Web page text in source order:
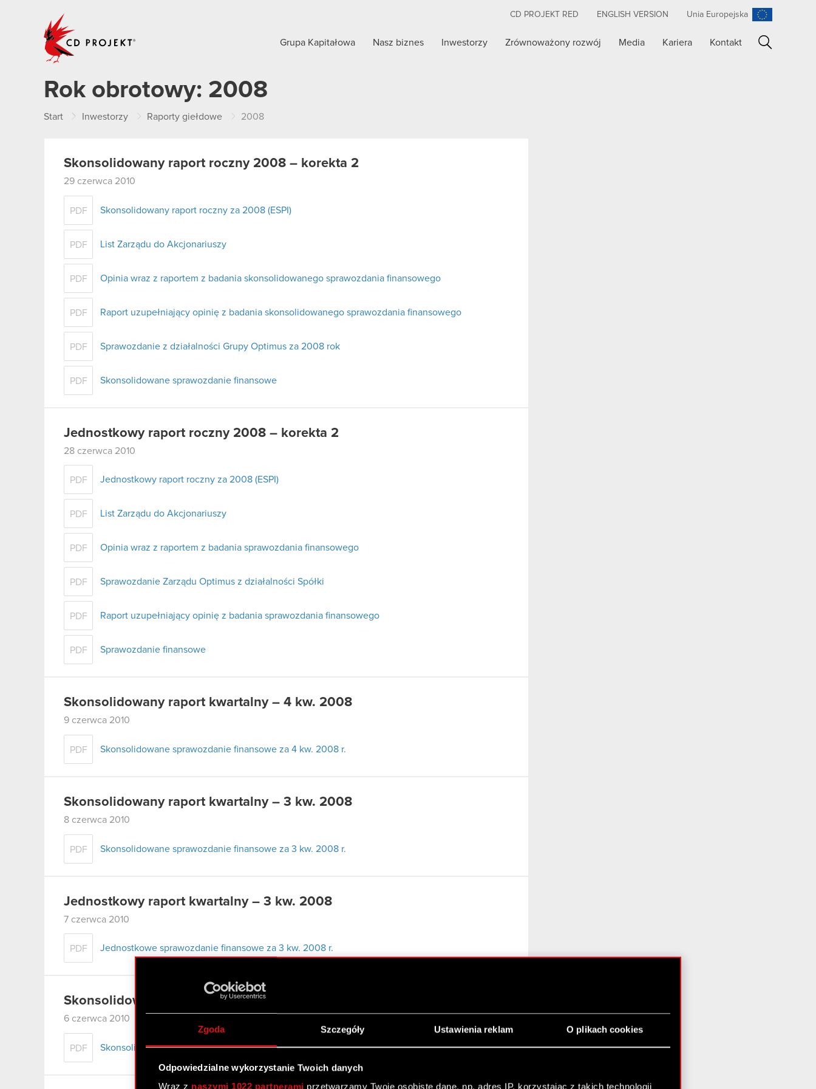
Zgoda Szczegóły Ustawienia reklam O plikach cookies
Odpowiedzialne wykorzystanie Twoich danych
Wraz z naszymi 1022 partnerami przetwarzamy Twoje osobiste dane, np. adres IP, korzystając z takich technologii
CD PROJEKT RED ENGLISH VERSION Unia Europejska
Grupa Kapitałowa Nasz biznes Inwestorzy Zrównoważony rozwój Media Kariera Kontakt
Rok obrotowy: 2008
Start Inwestorzy Raporty giełdowe 2008
Skonsolidowany raport roczny 2008 – korekta 2
29 czerwca 2010
PDF Skonsolidowany raport roczny za 2008 (ESPI)
PDF List Zarządu do Akcjonariuszy
PDF Opinia wraz z raportem z badania skonsolidowanego sprawozdania finansowego
PDF Raport uzupełniający opinię z badania skonsolidowanego sprawozdania finansowego
PDF Sprawozdanie z działalności Grupy Optimus za 2008 rok
PDF Skonsolidowane sprawozdanie finansowe
Jednostkowy raport roczny 2008 – korekta 2
28 czerwca 2010
PDF Jednostkowy raport roczny za 2008 (ESPI)
PDF List Zarządu do Akcjonariuszy
PDF Opinia wraz z raportem z badania sprawozdania finansowego
PDF Sprawozdanie Zarządu Optimus z działalności Spółki
PDF Raport uzupełniający opinię z badania sprawozdania finansowego
PDF Sprawozdanie finansowe
Skonsolidowany raport kwartalny – 4 kw. 2008
9 czerwca 2010
PDF Skonsolidowane sprawozdanie finansowe za 4 kw. 2008 r.
Skonsolidowany raport kwartalny – 3 kw. 2008
8 czerwca 2010
PDF Skonsolidowane sprawozdanie finansowe za 3 kw. 2008 r.
Jednostkowy raport kwartalny – 3 kw. 2008
7 czerwca 2010
PDF Jednostkowe sprawozdanie finansowe za 3 kw. 2008 r.
Skonsolidowany raport kwartalny – 2 kw. 2008
6 czerwca 2010
PDF Skonsolidowane sprawozdanie finansowe za 2 kw. 2008 r.